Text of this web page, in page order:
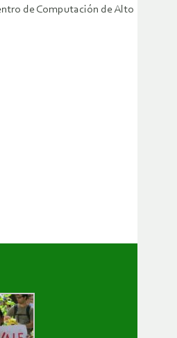
de Computación de Alto